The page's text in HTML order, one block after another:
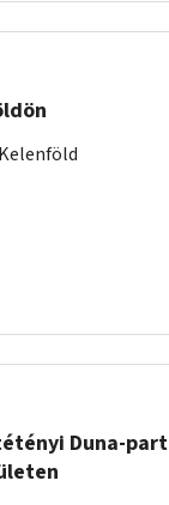
Duna-part